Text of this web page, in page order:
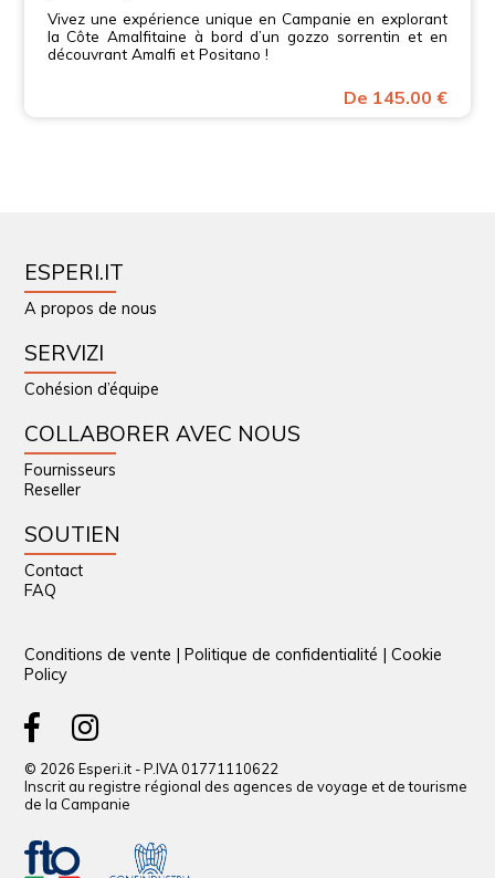
Vivez une expérience unique en Campanie en explorant
la Côte Amalfitaine à bord d’un gozzo sorrentin et en
découvrant Amalfi et Positano !
De 145.00 €
ESPERI.IT
A propos de nous
SERVIZI
Cohésion d’équipe
COLLABORER AVEC NOUS
Fournisseurs
Reseller
SOUTIEN
Contact
FAQ
Conditions de vente |Politique de confidentialité |Cookie
Policy
© 2026 Esperi.it - P.IVA 01771110622
Inscrit au registre régional des agences de voyage et de tourisme
de la Campanie